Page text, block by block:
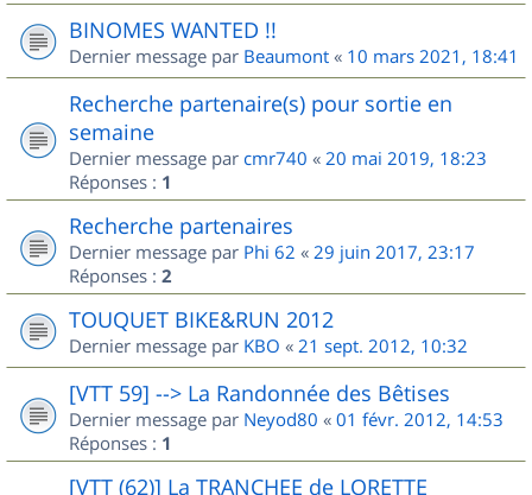
BINOMES WANTED !!
Dernier message par Beaumont « 10 mars 2021, 18:41
Recherche partenaire(s) pour sortie en
semaine
Dernier message par cmr740 « 20 mai 2019, 18:23
Réponses : 1
Recherche partenaires
Dernier message par Phi 62 « 29 juin 2017, 23:17
Réponses : 2
TOUQUET BIKE&RUN 2012
Dernier message par KBO « 21 sept. 2012, 10:32
[VTT 59] --> La Randonnée des Bêtises
Dernier message par Neyod80 « 01 févr. 2012, 14:53
Réponses : 1
[VTT (62)] La TRANCHEE de LORETTE